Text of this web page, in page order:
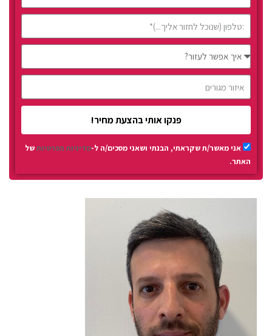
אני מאשר/ת שקראתי, הבנתי ושאני מסכים/ה ל-מדיניות הפרטיותשל
האתר.
פנקו אותי בהצעת מחיר!